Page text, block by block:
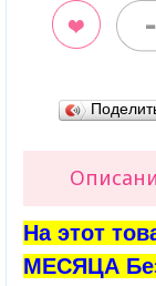
-
На этот
МЕСЯЦА